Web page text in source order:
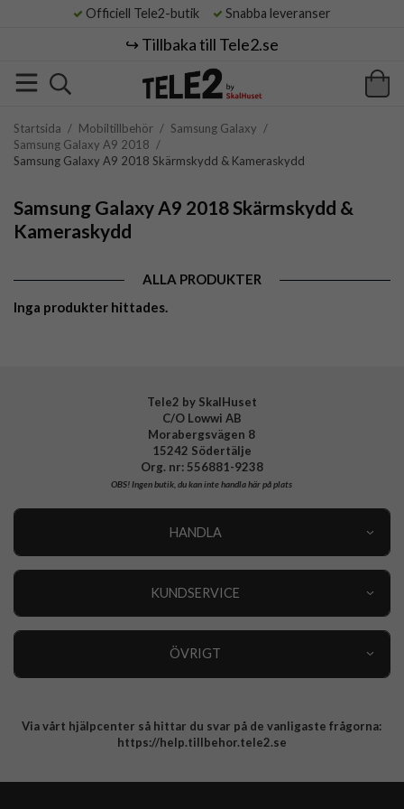
Officiell Tele2-butik Snabba leveranser
↪️ Tillbaka till Tele2.se
Startsida / Mobiltillbehör / Samsung Galaxy /
Samsung Galaxy A9 2018 /
Samsung Galaxy A9 2018 Skärmskydd & Kameraskydd
Samsung Galaxy A9 2018 Skärmskydd &
Kameraskydd
ALLA PRODUKTER
Inga produkter hittades.
Tele2 by SkalHuset
C/O Lowwi AB
Morabergsvägen 8
15242 Södertälje
Org. nr: 556881-9238
OBS!Ingen butik, du kan inte handla här på plats
HANDLA
KUNDSERVICE
ÖVRIGT
Integritetspolicy
Via vårt hjälpcenter så hittar du svar på de vanligaste frågorna:
https://help.tillbehor.tele2.se